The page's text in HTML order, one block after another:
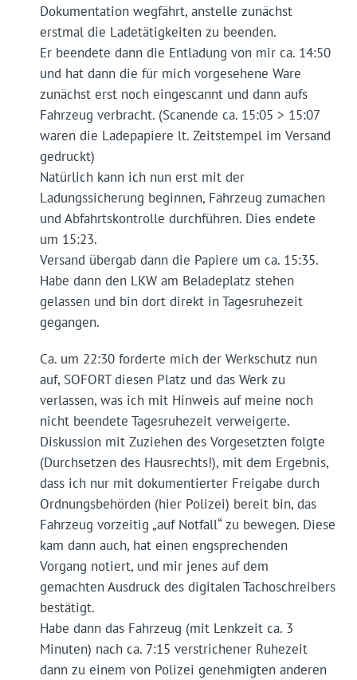
Dokumentation wegfährt, anstelle zunächst
erstmal die Ladetätigkeiten zu beenden.
Er beendete dann die Entladung von mir ca. 14:50
und hat dann die für mich vorgesehene Ware
zunächst erst noch eingescannt und dann aufs
Fahrzeug verbracht. (Scanende ca. 15:05 > 15:07
waren die Ladepapiere lt. Zeitstempel im Versand
gedruckt)
Natürlich kann ich nun erst mit der
Ladungssicherung beginnen, Fahrzeug zumachen
und Abfahrtskontrolle durchführen. Dies endete
um 15:23.
Versand übergab dann die Papiere um ca. 15:35.
Habe dann den LKW am Beladeplatz stehen
gelassen und bin dort direkt in Tagesruhezeit
gegangen.
Ca. um 22:30 forderte mich der Werkschutz nun
auf, SOFORT diesen Platz und das Werk zu
verlassen, was ich mit Hinweis auf meine noch
nicht beendete Tagesruhezeit verweigerte.
Diskussion mit Zuziehen des Vorgesetzten folgte
(Durchsetzen des Hausrechts!), mit dem Ergebnis,
dass ich nur mit dokumentierter Freigabe durch
Ordnungsbehörden (hier Polizei) bereit bin, das
Fahrzeug vorzeitig „auf Notfall“ zu bewegen. Diese
kam dann auch, hat einen engsprechenden
Vorgang notiert, und mir jenes auf dem
gemachten Ausdruck des digitalen Tachoschreibers
bestätigt.
Habe dann das Fahrzeug (mit Lenkzeit ca. 3
Minuten) nach ca. 7:15 verstrichener Ruhezeit
dann zu einem von Polizei genehmigten anderen